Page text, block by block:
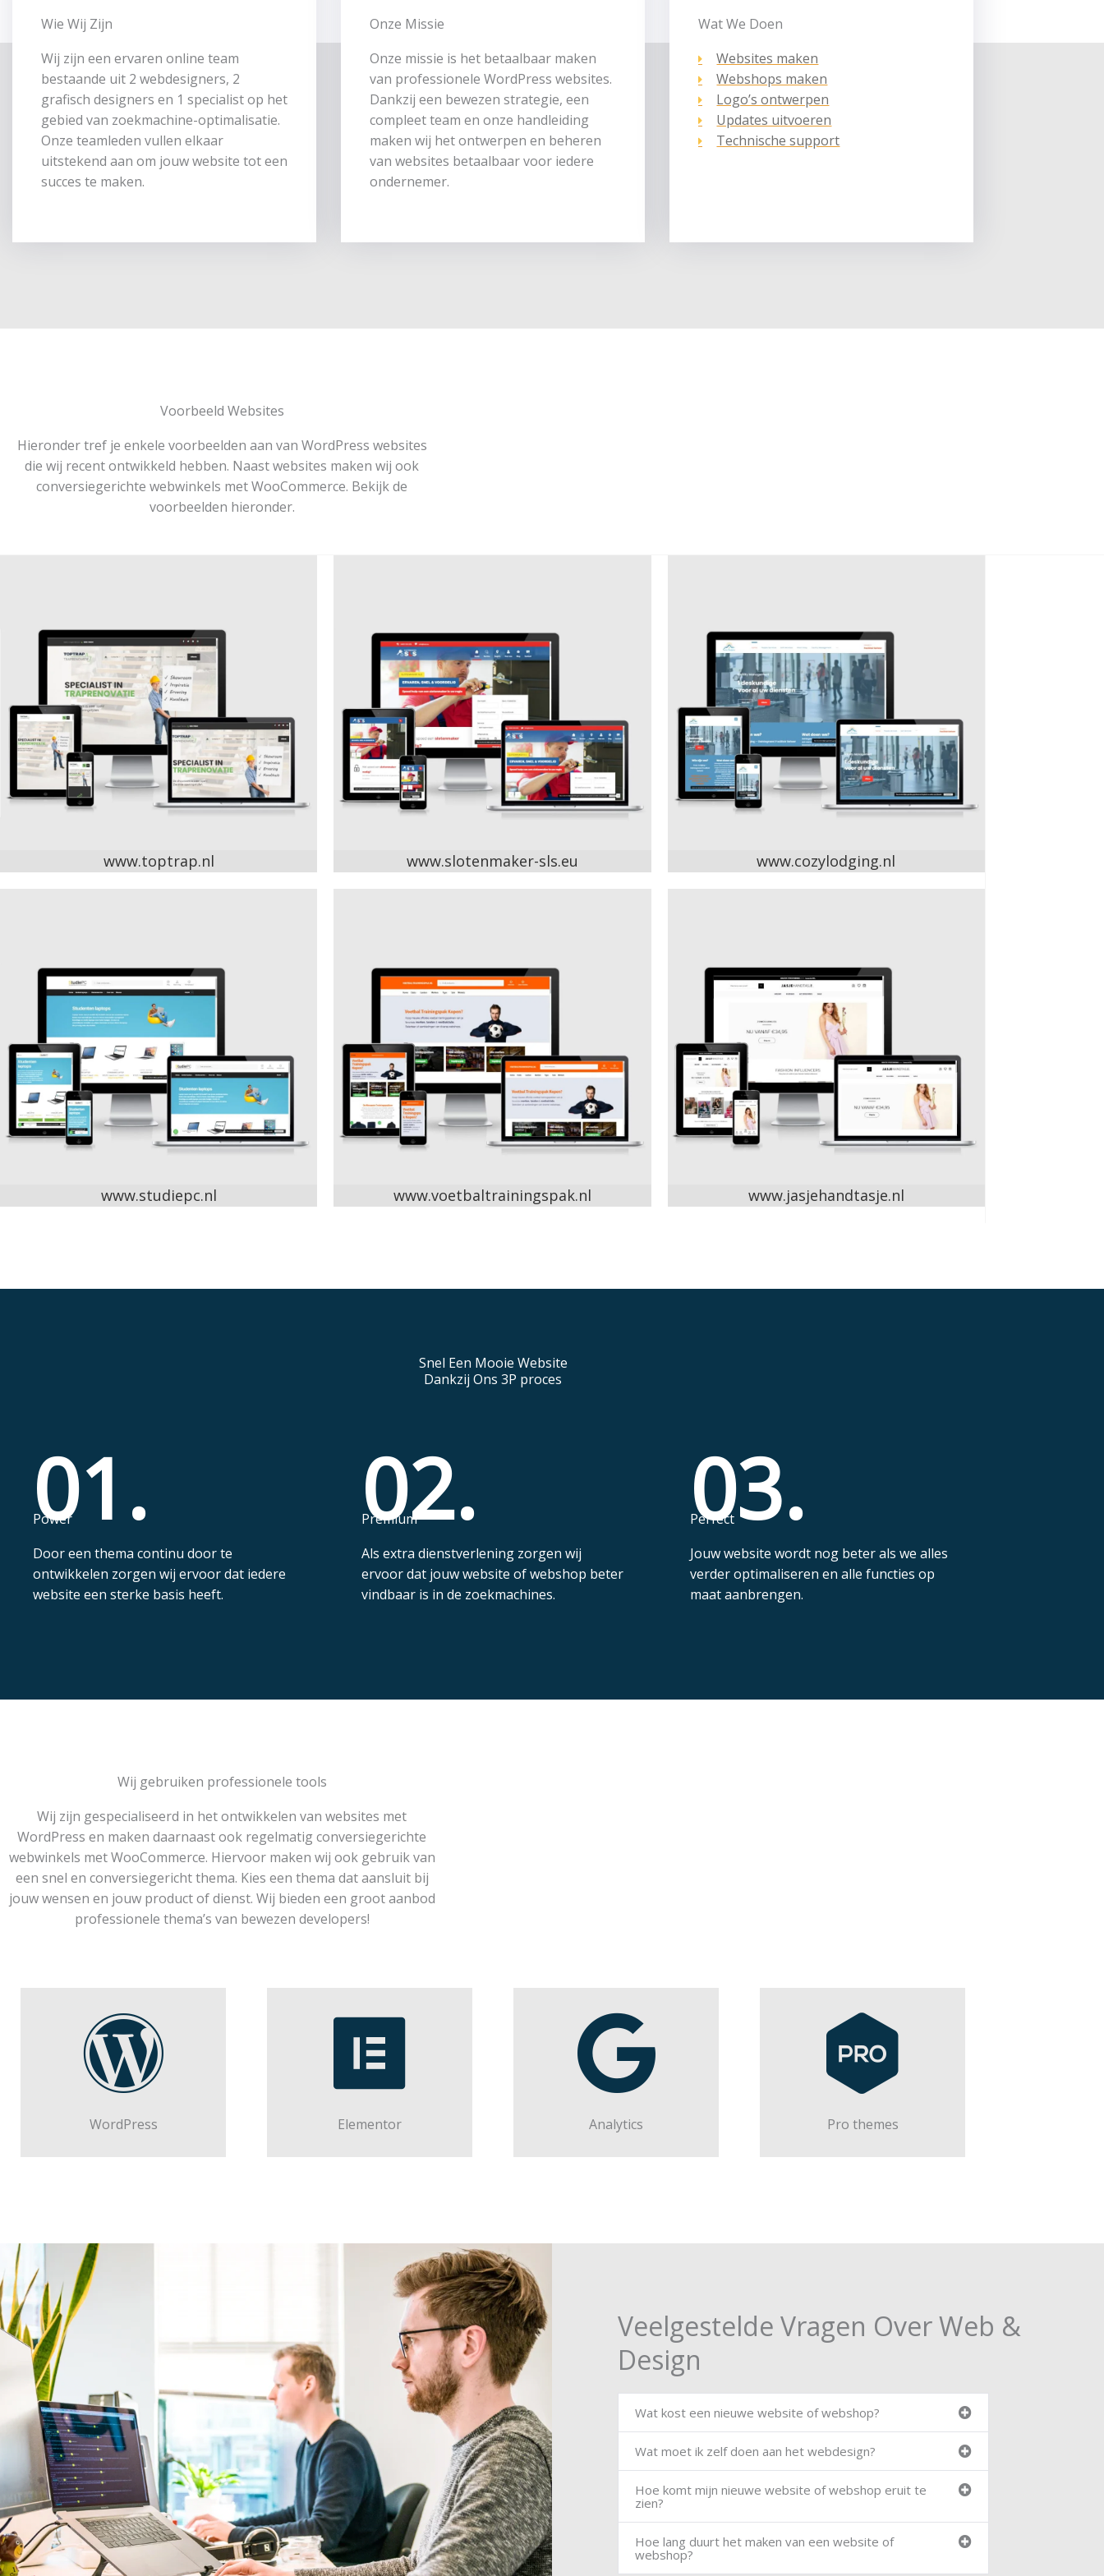
Wie Wij Zijn
Wij zijn een ervaren online team
bestaande uit 2 webdesigners, 2
grafisch designers en 1 specialist op het
gebied van zoekmachine-optimalisatie.
Onze teamleden vullen elkaar
uitstekend aan om jouw website tot een
succes te maken.
Onze Missie
Onze missie is het betaalbaar maken
van professionele WordPress websites.
Dankzij een bewezen strategie, een
compleet team en onze handleiding
maken wij het ontwerpen en beheren
van websites betaalbaar voor iedere
ondernemer.
Wat We Doen
Websites maken
Webshops maken
Logo’s ontwerpen
Updates uitvoeren
Technische support
Voorbeeld Websites
Hieronder tref je enkele voorbeelden aan van WordPress websites
die wij recent ontwikkeld hebben. Naast websites maken wij ook
conversiegerichte webwinkels met WooCommerce. Bekijk de
voorbeelden hieronder.
www.toptrap.nl www.slotenmaker-sls.eu www.cozylodging.nl
www.studiepc.nl www.voetbaltrainingspak.nl www.jasjehandtasje.nl
Snel Een Mooie Website
Dankzij Ons 3P proces
01.
Power
Door een thema continu door te
ontwikkelen zorgen wij ervoor dat iedere
website een sterke basis heeft.
02.
Premium
Als extra dienstverlening zorgen wij
ervoor dat jouw website of webshop beter
vindbaar is in de zoekmachines.
03.
Perfect
Jouw website wordt nog beter als we alles
verder optimaliseren en alle functies op
maat aanbrengen.
Wij gebruiken professionele tools
Wij zijn gespecialiseerd in het ontwikkelen van websites met
WordPress en maken daarnaast ook regelmatig conversiegerichte
webwinkels met WooCommerce. Hiervoor maken wij ook gebruik van
een snel en conversiegericht thema. Kies een thema dat aansluit bij
jouw wensen en jouw product of dienst. Wij bieden een groot aanbod
professionele thema’s van bewezen developers!
WordPress Elementor Analytics Pro themes
Veelgestelde Vragen Over Web &
Design
Wat kost een nieuwe website of webshop?
Wat moet ik zelf doen aan het webdesign?
Hoe komt mijn nieuwe website of webshop eruit te
zien?
Hoe lang duurt het maken van een website of
webshop?